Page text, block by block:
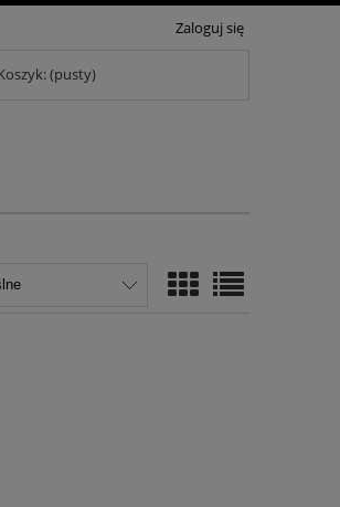
Zaloguj się
(pusty)